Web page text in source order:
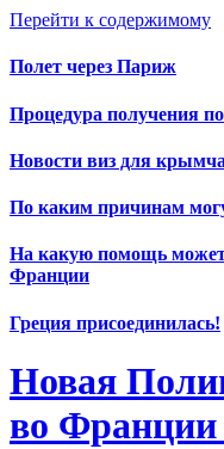
Перейти к содержимому
Полет через Париж
Процедура получения
Новости виз для
По каким причинам
На какую помощь может
Франции
Греция присоединилась!
Новая
во